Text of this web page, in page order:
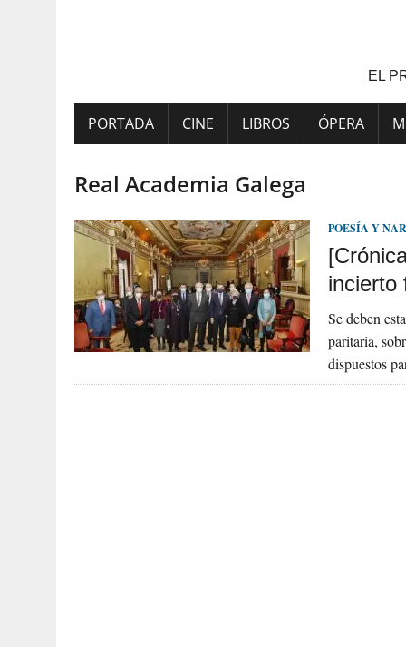
EL
PORTADA CINE LIBROS ÓPERA
Real Academia Galega
POESÍA Y
incierto
Se deben
paritaria,
dispuestos